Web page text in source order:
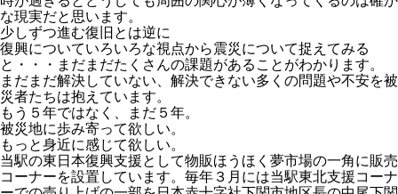
な現実だと思います。
少しずつ進む復旧とは逆に
復興についていろいろな視点から震災について捉えてみる
と・・・まだまだたくさんの課題があることがわかります。
まだまだ解決していない、解決できない多くの問題や不安を被
災者たちは抱えています。
もう５年ではなく、まだ５年。
被災地に歩み寄って欲しい。
もっと身近に感じて欲しい。
当駅の東日本復興支援として物販ほうほく夢市場の一角に販売
コーナーを設置しています。毎年３月には当駅東北支援コーナ